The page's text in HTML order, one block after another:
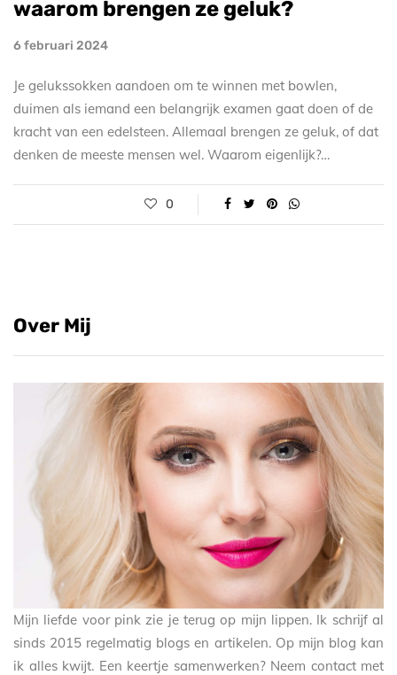
waarom brengen ze geluk?
6 februari 2024
Je gelukssokken aandoen om te winnen met bowlen,
duimen als iemand een belangrijk examen gaat doen of de
kracht van een edelsteen. Allemaal brengen ze geluk, of dat
denken de meeste mensen wel. Waarom eigenlijk?…
0
Over Mij
Mijn liefde voor pink zie je terug op mijn lippen. Ik schrijf al
sinds 2015 regelmatig blogs en artikelen. Op mijn blog kan
ik alles kwijt. Een keertje samenwerken? Neem contact met